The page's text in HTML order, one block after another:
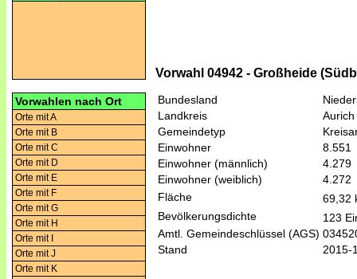
Vorwahlen nach Ort
Orte mit A
Orte mit B
Orte mit C
Orte mit D
Orte mit E
Orte mit F
Orte mit G
Orte mit H
Orte mit I
Orte mit J
Orte mit K
Vorwahl 04942 - Großheide
Bundesland
Landkreis
Aurich
Gemeindetyp
Einwohner
8.551
Einwohner (männlich)
4.279
Einwohner (weiblich)
4.272
Fläche
69,32
Bevölkerungsdichte
123
Amtl. Gemeindeschlüssel (AGS)
Stand
2015-